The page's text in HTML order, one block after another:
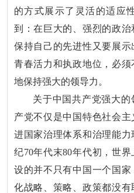
的方式展示了灵活的适应
到：在巨大的、强烈的政
保持自己的先进性又要展
青春活力和执政地位，必
地保持强大的领导力。
关于中国共产党强大
产党不仅是中国特色社会
进国家治理体系和治理能
纪70年代末80年代初，世
设的并不只有中国一个国
化战略、策略、政策都没